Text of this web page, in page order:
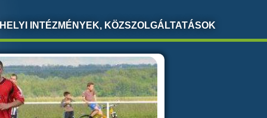
INTÉZMÉNYEK, KÖZSZOLGÁLTATÁSOK